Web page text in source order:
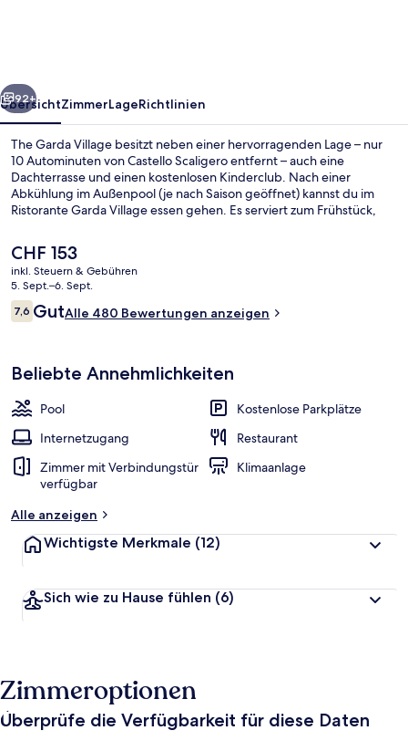
Weiter
92+
ÜbersichtZimmerLageRichtlinien
The Garda Village besitzt neben einer hervorragenden Lage – nur
10 Autominuten von Castello Scaligero entfernt – auch eine
Dachterrasse und einen kostenlosen Kinderclub. Nach einer
Abkühlung im Außenpool (je nach Saison geöffnet) kannst du im
Ristorante Garda Village essen gehen. Es serviert zum Frühstück,
Strandbar und einen Whirlpool und die Zimmer bieten Kochnischen
und Kühlschrank.
Der
aktuelle
Preis
beträgt
CHF 153.
CHF 153
inkl. Steuern & Gebühren
5. Sept.–6. Sept.
Bewertungen
7,67,6 von 10.
GutAlle 480 Bewertungen anzeigen
Beliebte Annehmlichkeiten
Pool
Kostenlose Parkplätze
Internetzugang
Restaurant
Zimmer mit Verbindungstür
verfügbar
Klimaanlage
Alle anzeigen
Wichtigste Merkmale (12)
Sich wie zu Hause fühlen (6)
Zimmeroptionen
Überprüfe die Verfügbarkeit für diese Daten